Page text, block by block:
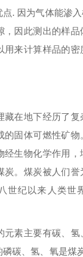
. 因为气体能渗
，因此测出的样品
用来计算样品的密
藏在地下经历了复
的固体可燃性矿
经生物化学作用，
炭。煤炭被人们誉
世纪以来人类世
元素主要有碳、
碳、氢、氧是煤